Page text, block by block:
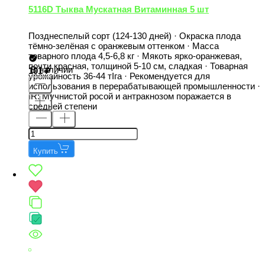
5116D Тыква Мускатная Витаминная 5 шт
Позднеспелый сорт (124-130 дней) · Окраска плода
тёмно-зелёная с оранжевым оттенком · Масса
товарного плода 4,5-6,8 кг · Мякоть ярко-оранжевая,
почти красная, толщиной 5-10 см, сладкая · Товарная
урожайность 36-44 тIга · Рекомендуется для
использования в перерабатывающей промышленности ·
IR: Мучнистой росой и антракнозом поражается в
средней степени
В наличии
101
Купить